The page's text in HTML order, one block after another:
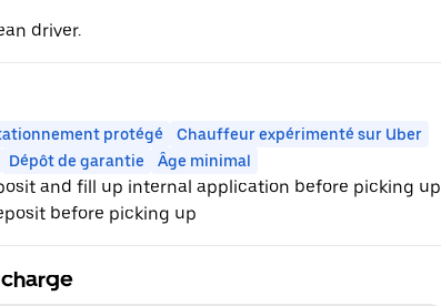
driver.
protégé
Chauffeur expérimenté sur Uber
Dépôt de garantie Âge minimal
and fill up internal application before picking up
before picking up